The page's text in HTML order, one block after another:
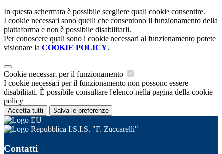
In questa schermata è possibile scegliere quali cookie consentire.
I cookie necessari sono quelli che consentono il funzionamento della
piattaforma e non è possibile disabilitarli.
Per conoscere quali sono i cookie necessari al funzionamento potete
visionare la COOKIE POLICY.
Cookie necessari per il funzionamento
I cookie necessari per il funzionamento non possono essere
disabilitati. È possibile consultare l'elenco nella pagina della cookie
policy.
Accetta tutti Salva le preferenze
I.S.I.S. "F. Zuccarelli"
Contatti